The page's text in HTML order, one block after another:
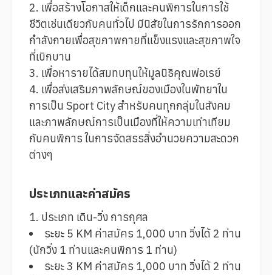
2. เพื่อสร้างโอกาสให้เด็กและคนพิการในการใช้
ชีวิตเช่นเดียวกับคนทั่วไป มีนิสัยในการรักการออก
กำลังกายเพื่อสุขภาพกายที่แข็งแรงและสุขภาพใจ
ที่เบิกบาน
3. เพื่อหารายได้สมทบทุนให้มูลนิธิคุณพ่อเรย์
4. เพื่อส่งเสริมภาพลักษณ์ของเมืองในพัทยาใน
การเป็น Sport City สำหรับคนทุกกลุ่มในสังคม
และภาพลักษณ์การเป็นเมืองที่ให้ความเท่าเทียม
กับคนพิการ ในการจัดสรรสิ่งอำนวยความสะดวก
ต่างๆ
ประเภทและค่าสมัคร
1. ประเภท เดิน-วิ่ง การกุศล
ระยะ 5 KM ค่าสมัคร 1,000 บาท วิ่งได้ 2 ท่าน
(นักวิ่ง 1 ท่านและคนพิการ 1 ท่าน)
ระยะ 3 KM ค่าสมัคร 1,000 บาท วิ่งได้ 2 ท่าน